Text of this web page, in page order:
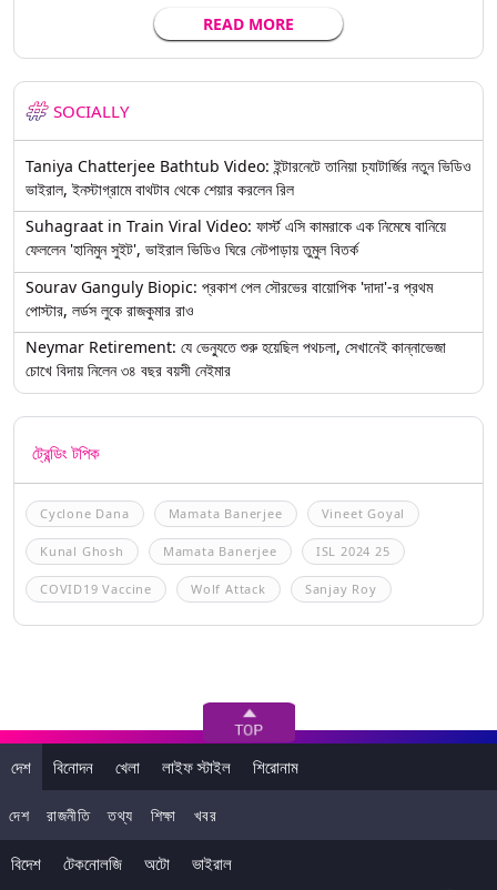
READ MORE
SOCIALLY
Taniya Chatterjee Bathtub Video: ইন্টারনেটে তানিয়া চ্যাটার্জির নতুন ভিডিও
ভাইরাল, ইনস্টাগ্রামে বাথটাব থেকে শেয়ার করলেন রিল
Suhagraat in Train Viral Video: ফার্স্ট এসি কামরাকে এক নিমেষে বানিয়ে
ফেললেন 'হানিমুন সুইট', ভাইরাল ভিডিও ঘিরে নেটপাড়ায় তুমুল বিতর্ক
Sourav Ganguly Biopic: প্রকাশ পেল সৌরভের বায়োপিক 'দাদা'-র প্রথম
পোস্টার, লর্ডস লুকে রাজকুমার রাও
Neymar Retirement: যে ভেন্যুতে শুরু হয়েছিল পথচলা, সেখানেই কান্নাভেজা
চোখে বিদায় নিলেন ৩৪ বছর বয়সী নেইমার
ট্রেন্ডিং টপিক
Cyclone Dana Mamata Banerjee Vineet Goyal
Kunal Ghosh Mamata Banerjee ISL 2024 25
COVID19 Vaccine Wolf Attack Sanjay Roy
দেশ বিনোদন খেলা লাইফ স্টাইল শিরোনাম
দেশ রাজনীতি তথ্য শিক্ষা খবর
বিদেশ টেকনোলজি অটো ভাইরাল